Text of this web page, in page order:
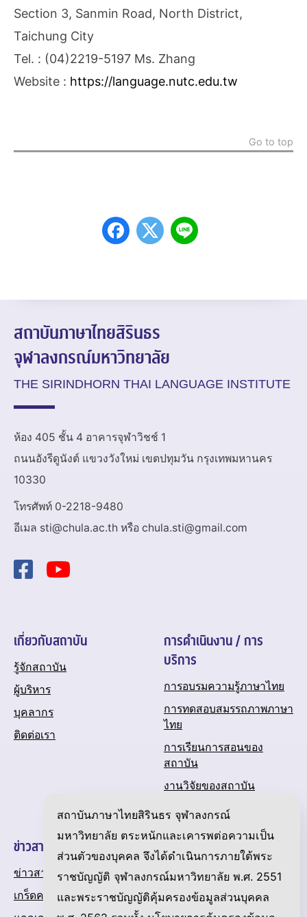
Section 3, Sanmin Road, North District,
Taichung City
Tel. : (04)2219-5197 Ms. Zhang
Website : https://language.nutc.edu.tw
Go to top
สถาบันภาษาไทยสิรินธร
จุฬาลงกรณ์มหาวิทยาลัย
THE SIRINDHORN THAI LANGUAGE INSTITUTE
ห้อง 405 ชั้น 4 อาคารจุฬาวิชช์ 1
ถนนอังรีดูนังต์ แขวงวังใหม่ เขตปทุมวัน กรุงเทพมหานคร
10330
โทรศัพท์ 0-2218-9480
อีเมล sti@chula.ac.th หรือ chula.sti@gmail.com
เกี่ยวกับสถาบัน
รู้จักสถาบัน
ผู้บริหาร
บุคลากร
ติดต่อเรา
การดำเนินงาน / การ
บริการ
การอบรมความรู้ภาษาไทย
การทดสอบสมรรถภาพภาษา
ไทย
การเรียนการสอนของ
สถาบัน
งานวิจัยของสถาบัน
ปฏิทินกิจกรรมของสถาบัน
ข่าวสารและความเคลื่อนไหว
ข่าวสาร
เกร็ดความรู้เกี่ยวกับภาษาไทย
สถาบันภาษาไทยสิรินธร จุฬาลงกรณ์
มหาวิทยาลัย ตระหนักและเคารพต่อความเป็น
ส่วนตัวของบุคคล จึงได้ดำเนินการภายใต้พระ
ราชบัญญัติ จุฬาลงกรณ์มหาวิทยาลัย พ.ศ. 2551
และพระราชบัญญัติคุ้มครองข้อมูลส่วนบุคคล